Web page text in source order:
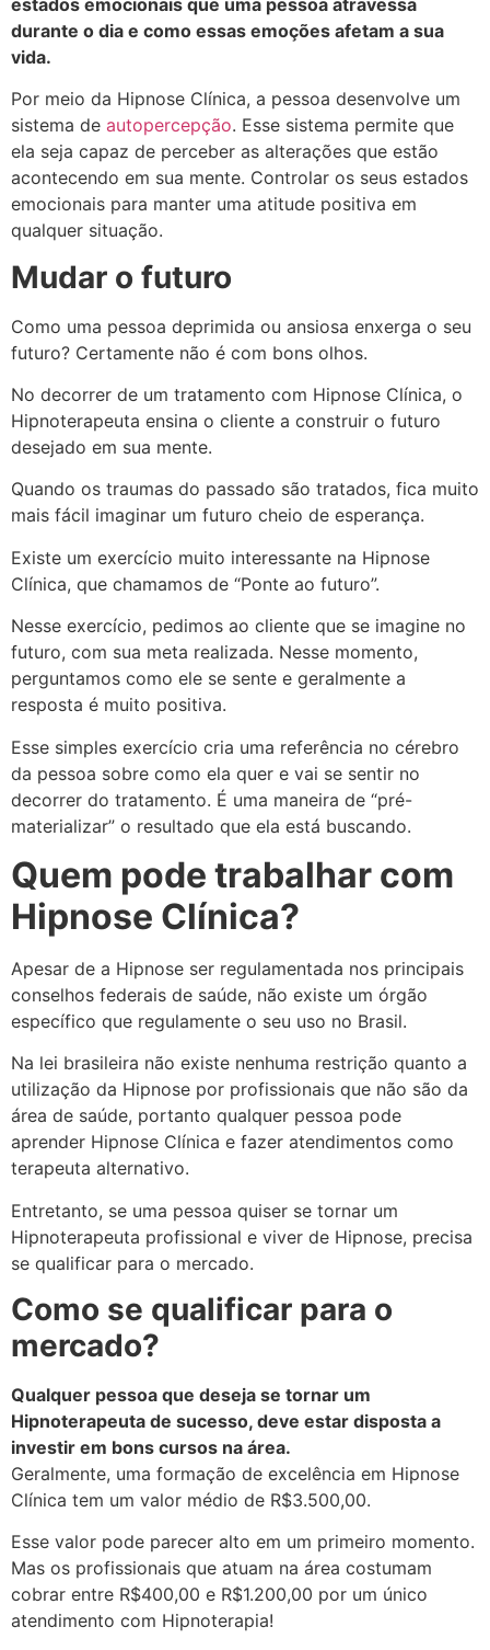
durante o dia e como essas emoções afetam a sua
vida.
Por meio da Hipnose Clínica, a pessoa desenvolve um
sistema de autopercepção. Esse sistema permite que
ela seja capaz de perceber as alterações que estão
acontecendo em sua mente. Controlar os seus estados
emocionais para manter uma atitude positiva em
qualquer situação.
Mudar o futuro
Como uma pessoa deprimida ou ansiosa enxerga o seu
futuro? Certamente não é com bons olhos.
No decorrer de um tratamento com Hipnose Clínica, o
Hipnoterapeuta ensina o cliente a construir o futuro
desejado em sua mente.
Quando os traumas do passado são tratados, fica muito
mais fácil imaginar um futuro cheio de esperança.
Existe um exercício muito interessante na Hipnose
Clínica, que chamamos de “Ponte ao futuro”.
Nesse exercício, pedimos ao cliente que se imagine no
futuro, com sua meta realizada. Nesse momento,
perguntamos como ele se sente e geralmente a
resposta é muito positiva.
Esse simples exercício cria uma referência no cérebro
da pessoa sobre como ela quer e vai se sentir no
decorrer do tratamento. É uma maneira de “pré-
materializar” o resultado que ela está buscando.
Quem pode trabalhar com
Hipnose Clínica?
Apesar de a Hipnose ser regulamentada nos principais
conselhos federais de saúde, não existe um órgão
específico que regulamente o seu uso no Brasil.
Na lei brasileira não existe nenhuma restrição quanto a
utilização da Hipnose por profissionais que não são da
área de saúde, portanto qualquer pessoa pode
aprender Hipnose Clínica e fazer atendimentos como
terapeuta alternativo.
Entretanto, se uma pessoa quiser se tornar um
Hipnoterapeuta profissional e viver de Hipnose, precisa
se qualificar para o mercado.
Como se qualificar para o
mercado?
Qualquer pessoa que deseja se tornar um
Hipnoterapeuta de sucesso, deve estar disposta a
investir em bons cursos na área.
Geralmente, uma formação de excelência em Hipnose
Clínica tem um valor médio de R$3.500,00.
Esse valor pode parecer alto em um primeiro momento.
Mas os profissionais que atuam na área costumam
cobrar entre R$400,00 e R$1.200,00 por um único
atendimento com Hipnoterapia!